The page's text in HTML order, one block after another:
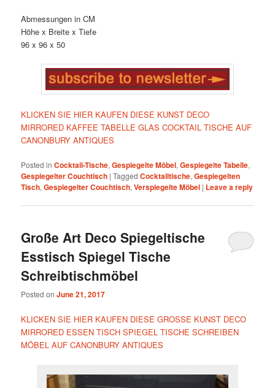
Abmessungen in CM
Höhe x Breite x Tiefe
96 x 96 x 50
KLICKEN SIE HIER KAUFEN DIESE KUNST DECO
MIRRORED KAFFEE TABELLE GLAS COCKTAIL TISCHE AUF
CANONBURY ANTIQUES
Posted in Cocktail-Tische,Gespiegelte Möbel,Gespiegelte Tabelle,
Gespiegelter Couchtisch |Tagged Cocktailtische,Gespiegelten
Tisch,Gespiegelter Couchtisch,Verspiegelte Möbel | Leave a reply
Große Art Deco Spiegeltische
Esstisch Spiegel Tische
Schreibtischmöbel
Posted onJune 21, 2017
KLICKEN SIE HIER KAUFEN DIESE GROSSE KUNST DECO
MIRRORED ESSEN TISCH SPIEGEL TISCHE SCHREIBEN
MÖBEL AUF CANONBURY ANTIQUES